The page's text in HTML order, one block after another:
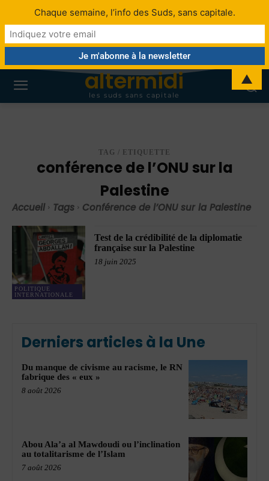
altermidi
les suds sans capitale
TAG / ETIQUETTE
conférence de l’ONU sur la
Palestine
Accueil Tags Conférence de l’ONU sur la Palestine
POLITIQUE
INTERNATIONALE
Test de la crédibilité de la diplomatie
française sur la Palestine
18 juin 2025
Derniers articles à la Une
Du manque de civisme au racisme, le RN
fabrique des « eux »
8 août 2026
Abou Ala’a al Mawdoudi ou l’inclination
au totalitarisme de l’Islam
7 août 2026
Chaque semaine, l’info des Suds, sans capitale.
▲